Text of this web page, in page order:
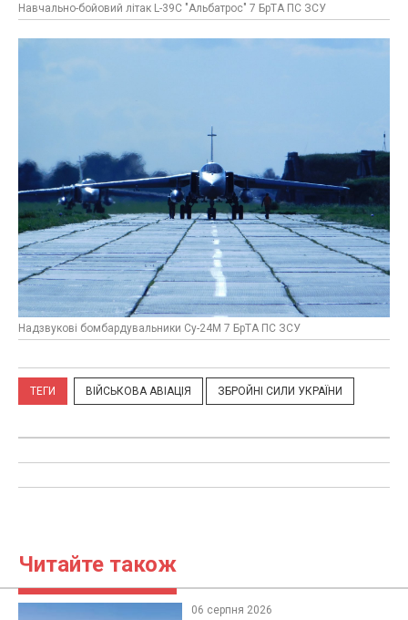
Навчально-бойовий літак L-39C "Альбатрос" 7 БрТА ПС ЗСУ
Надзвукові бомбардувальники Су-24М 7 БрТА ПС ЗСУ
ТЕГИ ВІЙСЬКОВА АВІАЦІЯ ЗБРОЙНІ СИЛИ УКРАЇНИ
Читайте також
06 серпня 2026